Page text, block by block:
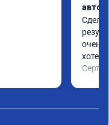
очень
хотел.